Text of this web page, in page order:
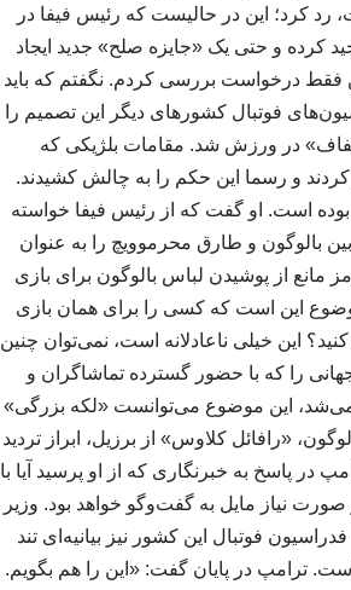
رد کرد؛ این در حالیست که رئیس فیفا در
کرده و حتی یک «جایزه صلح» جدید ایجاد
فقط درخواست بررسی کردم. نگفتم که باید
فوتبال کشورهای دیگر این تصمیم را
شفاف» در ورزش شد. مقامات بلژیکی که
و رسما این حکم را به چالش کشیدند.
است. او گفت که از رئیس فیفا خواسته
بالوگون و طارق محرموویچ را به عنوان
از پوشیدن لباس بالوگون برای بازی
این است که کسی را برای همان بازی
این خیلی ناعادلانه است، نمی‌توان چنین
را که با حضور گسترده تماشاگران و
می‌شد، این موضوع می‌توانست «لکه بزرگی»
«رافائل کلاوس» از برزیل، ابراز تردید
پاسخ به خبرنگاری که از او پرسید آیا با
نیاز مایل به گفت‌وگو خواهد بود. وزیر
فوتبال این کشور نیز بیانیه‌ای تند
ترامپ در پایان گفت: «این را هم بگویم.